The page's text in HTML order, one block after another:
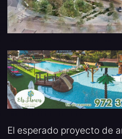
El esperado proyecto de